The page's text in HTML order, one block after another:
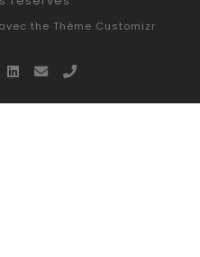
the Thème Customizr